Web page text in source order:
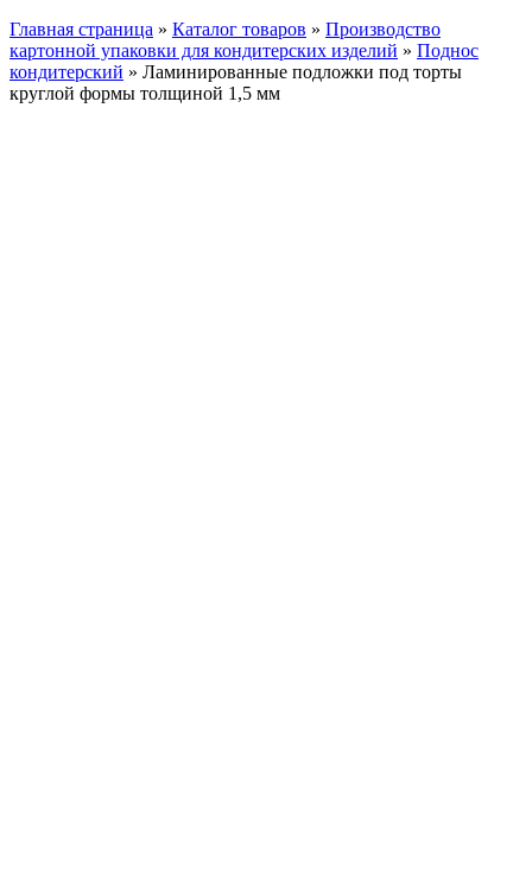
Главная страница » Каталог товаров » Производство
картонной упаковки для кондитерских изделий » Поднос
кондитерский » Ламинированные подложки под торты
круглой формы толщиной 1,5 мм